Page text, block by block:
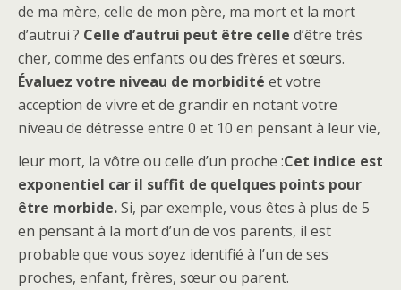
de ma mère, celle de mon père, ma mort et la mort
d’autrui ? Celle d’autrui peut être celle d’être très
cher, comme des enfants ou des frères et sœurs.
Évaluez votre niveau de morbidité et votre
acception de vivre et de grandir en notant votre
niveau de détresse entre 0 et 10 en pensant à leur vie,
leur mort, la vôtre ou celle d’un proche :Cet indice est
exponentiel car il suffit de quelques points pour
être morbide.Si, par exemple, vous êtes à plus de 5
en pensant à la mort d’un de vos parents, il est
probable que vous soyez identifié à l’un de ses
proches, enfant, frères, sœur ou parent.